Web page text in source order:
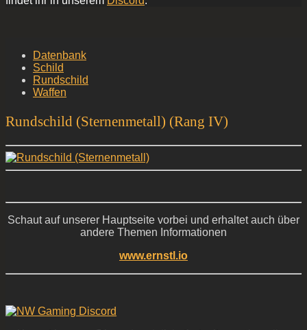
Datenbank
Schild
Rundschild
Waffen
Rundschild (Sternenmetall) (Rang IV)
Schaut auf unserer Hauptseite vorbei und erhaltet auch über
andere Themen Informationen
www.ernstl.io